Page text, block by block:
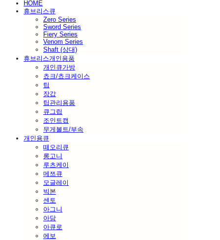
HOME
휴브리스큐
Zero Series
Sword Series
Fiery Series
Venom Series
Shaft (상대)
휴브리스개인용품
개인큐가방
쵸크/쵸크케이스
팁
장갑
팁관리용품
큐그립
조인트캡
무게볼트/부속
개인용큐
떼오리큐
롱고니
루츠케이
메쯔큐
모글레이
빅본
센토
아그니
아담
아큐로
에보